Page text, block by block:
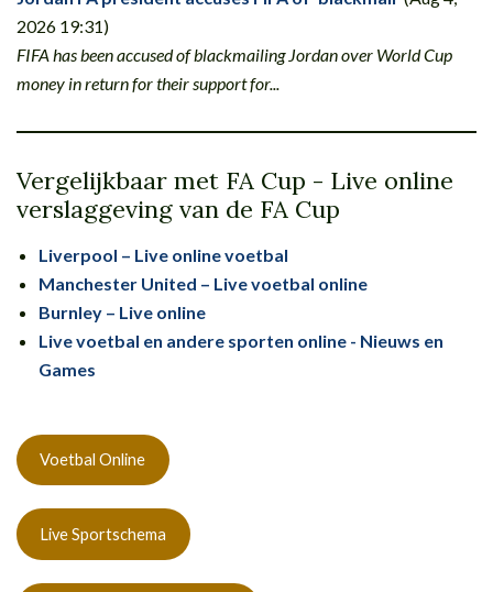
2026 19:31)
FIFA has been accused of blackmailing Jordan over World Cup
money in return for their support for...
Vergelijkbaar met FA Cup - Live online
verslaggeving van de FA Cup
Liverpool – Live online voetbal
Manchester United – Live voetbal online
Burnley – Live online
Live voetbal en andere sporten online - Nieuws en
Games
Voetbal Online
Live Sportschema